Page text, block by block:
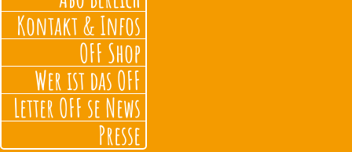
Kontakt & Infos
OFF Shop
Wer ist das OFF
Letter OFF se News
Presse